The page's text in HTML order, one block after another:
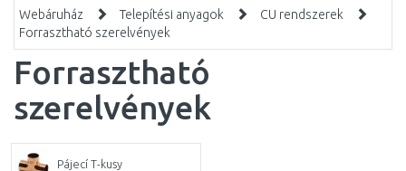
Webáruház Telepítési anyagok
CU rendszerek
Forrasztható szerelvények
Forrasztható
szerelvények
Pájecí T-kusy